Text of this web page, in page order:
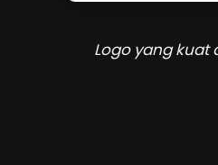
Logo yang kuat